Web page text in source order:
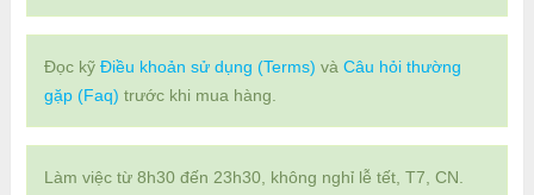
Đọc kỹ Điều khoản sử dụng (Terms) và Câu hỏi thường
gặp (Faq) trước khi mua hàng.
Làm việc từ 8h30 đến 23h30, không nghỉ lễ tết, T7, CN.